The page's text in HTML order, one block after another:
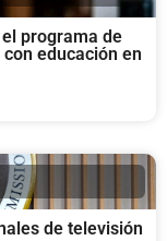
programa de
educación en
de televisión